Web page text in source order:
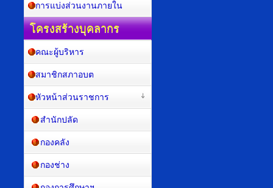
การแบ่งส่วนงานภายใน
โครงสร้างบุคลากร
คณะผู้บริหาร
สมาชิกสภาอบต
หัวหน้าส่วนราชการ
สำนักปลัด
กองคลัง
กองช่าง